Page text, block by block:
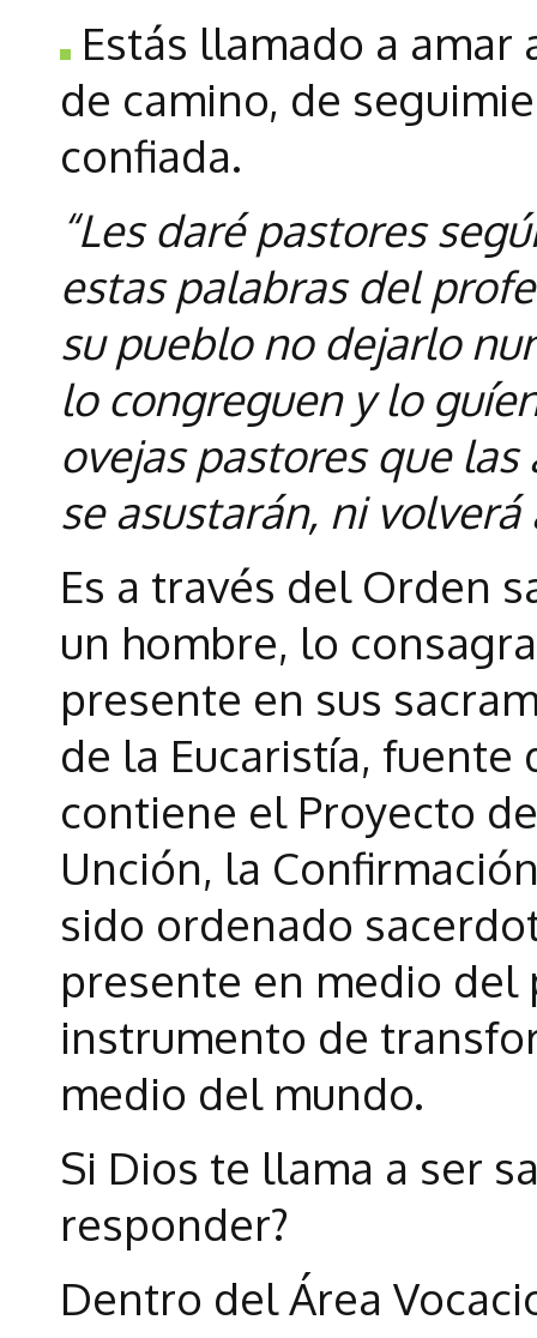
Estás llamado a amar
de camino, de
confiada.
“Les daré pastores
estas palabras del
su pueblo no dejarlo
lo congreguen y lo
ovejas pastores que
se asustarán, ni
Es a través del Orden
un hombre, lo
presente en sus
de la Eucaristía,
contiene el Proyecto
Unción, la
sido ordenado
presente en medio
instrumento de
medio del mundo.
Si Dios te llama a ser
responder?
Dentro del Área